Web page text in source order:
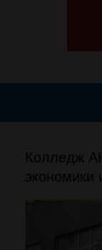
Колледж
экономики